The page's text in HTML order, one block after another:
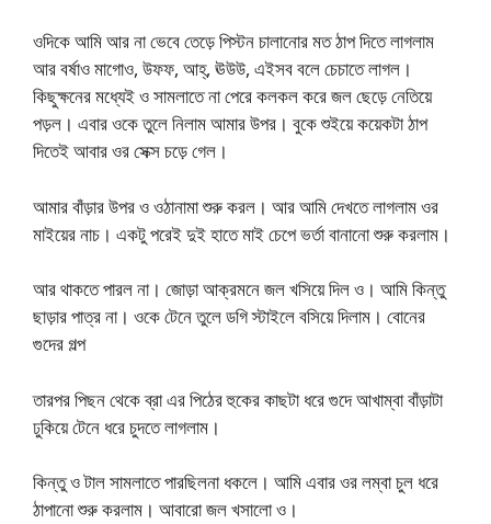
ওদিকে আমি আর না ভেবে তেড়ে পিস্টন চালানোর মত ঠাপ দিতে লাগলাম
আর বর্ষাও মাগোও, উফফ, আহ্, ঊউউ, এইসব বলে চেচাতে লাগল।
কিছুক্ষনের মধ্যেই ও সামলাতে না পেরে কলকল করে জল ছেড়ে নেতিয়ে
পড়ল। এবার ওকে তুলে নিলাম আমার উপর। বুকে শুইয়ে কয়েকটা ঠাপ
দিতেই আবার ওর সেক্স চড়ে গেল।
আমার বাঁড়ার উপর ও ওঠানামা শুরু করল। আর আমি দেখতে লাগলাম ওর
মাইয়ের নাচ। একটু পরেই দুই হাতে মাই চেপে ভর্তা বানানো শুরু করলাম।
আর থাকতে পারল না। জোড়া আক্রমনে জল খসিয়ে দিল ও। আমি কিন্তু
ছাড়ার পাত্র না। ওকে টেনে তুলে ডগি স্টাইলে বসিয়ে দিলাম। বোনের
গুদের গল্প
তারপর পিছন থেকে ব্রা এর পিঠের হুকের কাছটা ধরে গুদে আখাম্বা বাঁড়াটা
ঢুকিয়ে টেনে ধরে চুদতে লাগলাম।
কিন্তু ও টাল সামলাতে পারছিলনা ধকলে। আমি এবার ওর লম্বা চুল ধরে
ঠাপানো শুরু করলাম। আবারো জল খসালো ও।